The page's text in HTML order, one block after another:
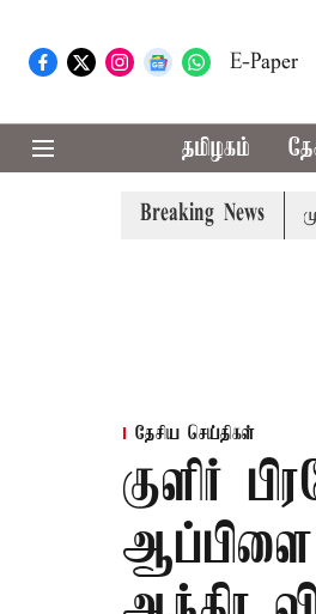
E-Paper
தமிழகம்
Breaking News
விஜய் அழைப்பு முன்னாள்
தேசிய செய்திகள்
குளிர்
ஆப்பிளை